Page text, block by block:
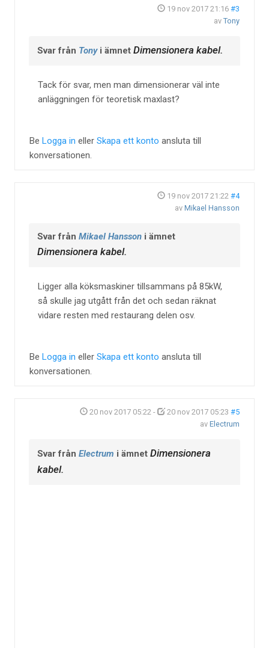
19 nov 2017 21:16 #3
av Tony
Svar från Tonyi ämnet Dimensionera kabel.
Tack för svar, men man dimensionerar väl inte
anläggningen för teoretisk maxlast?
Be Logga in eller Skapa ett konto ansluta till
konversationen.
19 nov 2017 21:22 #4
av Mikael Hansson
Svar från Mikael Hansson i ämnet
Dimensionera kabel.
Ligger alla köksmaskiner tillsammans på 85kW,
så skulle jag utgått från det och sedan räknat
vidare resten med restaurang delen osv.
Be Logga in eller Skapa ett konto ansluta till
konversationen.
20 nov 2017 05:22 - 20 nov 2017 05:23 #5
av Electrum
Svar från Electrum i ämnet Dimensionera
kabel.